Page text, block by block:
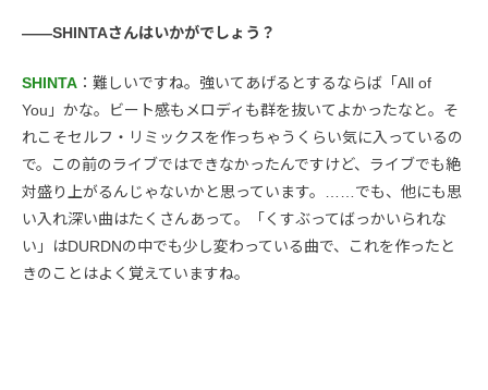
――SHINTAさんはいかがでしょう？
SHINTA ：難しいですね。強いてあげるとするならば「All of
You」かな。ビート感もメロディも群を抜いてよかったなと。そ
れこそセルフ・リミックスを作っちゃうくらい気に入っているの
で。この前のライブではできなかったんですけど、ライブでも絶
対盛り上がるんじゃないかと思っています。……でも、他にも思
い入れ深い曲はたくさんあって。「くすぶってばっかいられな
い」はDURDNの中でも少し変わっている曲で、これを作ったと
きのことはよく覚えていますね。